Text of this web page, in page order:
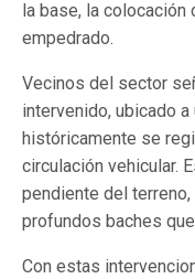
la base, la
empedrado.
Vecinos del sector
intervenido, ubicado
históricamente se
circulación vehicular.
pendiente del
profundos baches
Con estas